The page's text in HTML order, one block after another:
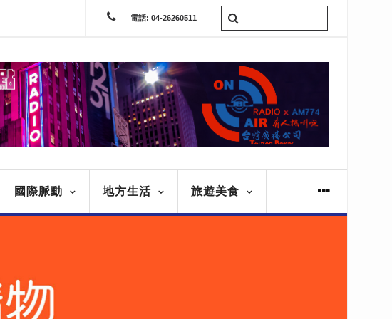
電話: 04-26260511
國際脈動 地方生活 旅遊美食